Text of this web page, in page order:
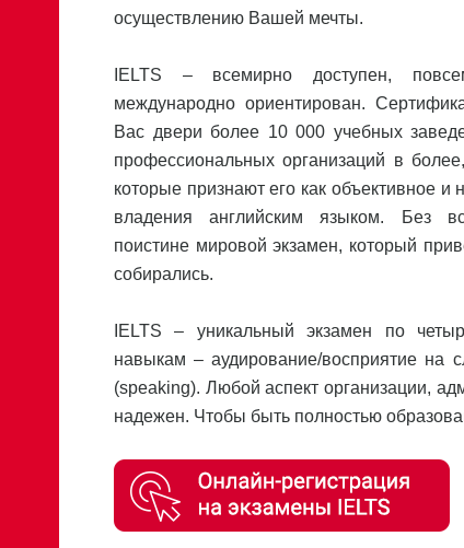
осуществлению Вашей мечты.
IELTS – всемирно доступен,
международно ориентирован.
Вас двери более 10 000 учебных
профессиональных организаций в
которые признают его как объективное и
владения английским языком. Без
поистине мировой экзамен, который
собирались.
IELTS – уникальный экзамен по
навыкам – аудирование/восприятие на
(speaking). Любой аспект организации,
надежен. Чтобы быть полностью